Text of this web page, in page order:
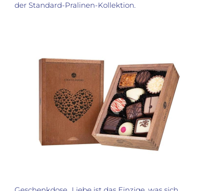
der Standard-Pralinen-Kollektion.